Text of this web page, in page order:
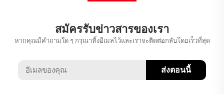
สมัครรับข่าวสารของเรา
หากคุณมีคำถามใด ๆ กรุณาทิ้งอีเมลไว้และเราจะติดต่อกลับโดยเร็วที่สุด
ส่งตอนนี้